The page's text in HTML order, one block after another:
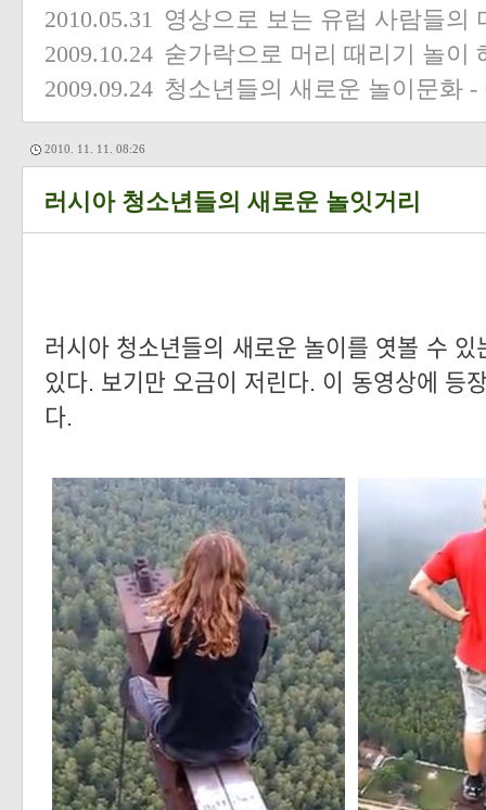
2010.05.31 영상으로 보는 유럽 사람들의
2009.10.24 숟가락으로 머리 때리기 놀이
2009.09.24 청소년들의 새로운 놀이문화 -
2010. 11. 11. 08:26
러시아 청소년들의 새로운 놀잇거리
러시아 청소년들의 새로운 놀이를 엿볼 수
있다. 보기만 오금이 저린다. 이 동영상에 등
다.